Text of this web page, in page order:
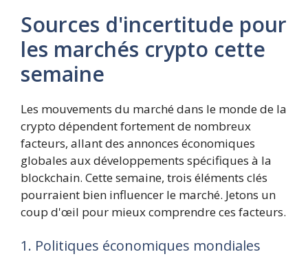
Sources d'incertitude pour
les marchés crypto cette
semaine
Les mouvements du marché dans le monde de la
crypto dépendent fortement de nombreux
facteurs, allant des annonces économiques
globales aux développements spécifiques à la
blockchain. Cette semaine, trois éléments clés
pourraient bien influencer le marché. Jetons un
coup d'œil pour mieux comprendre ces facteurs.
1. Politiques économiques mondiales